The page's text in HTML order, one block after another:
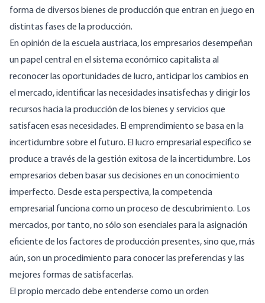
forma de diversos bienes de producción que entran en juego en
distintas fases de la producción.
En opinión de la escuela austriaca, los empresarios desempeñan
un papel central en el sistema económico capitalista al
reconocer las oportunidades de lucro, anticipar los cambios en
el mercado, identificar las necesidades insatisfechas y dirigir los
recursos hacia la producción de los bienes y servicios que
satisfacen esas necesidades. El emprendimiento se basa en la
incertidumbre sobre el futuro. El lucro empresarial específico se
produce a través de la gestión exitosa de la incertidumbre. Los
empresarios deben basar sus decisiones en un conocimiento
imperfecto. Desde esta perspectiva, la competencia
empresarial funciona como un proceso de descubrimiento. Los
mercados, por tanto, no sólo son esenciales para la asignación
eficiente de los factores de producción presentes, sino que, más
aún, son un procedimiento para conocer las preferencias y las
mejores formas de satisfacerlas.
El propio mercado debe entenderse como un orden